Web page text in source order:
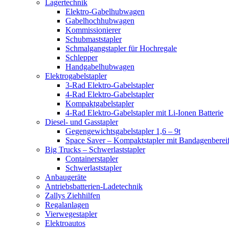
Lagertechnik
Elektro-Gabelhubwagen
Gabelhochhubwagen
Kommissionierer
Schubmaststapler
Schmalgangstapler für Hochregale
Schlepper
Handgabelhubwagen
Elektrogabelstapler
3-Rad Elektro-Gabelstapler
4-Rad Elektro-Gabelstapler
Kompaktgabelstapler
4-Rad Elektro-Gabelstapler mit Li-Ionen Batterie
Diesel- und Gasstapler
Gegengewichtsgabelstapler 1,6 – 9t
Space Saver – Kompaktstapler mit
Big Trucks – Schwerlaststapler
Containerstapler
Schwerlaststapler
Anbaugeräte
Antriebsbatterien-Ladetechnik
Zallys Ziehhilfen
Regalanlagen
Vierwegestapler
Elektroautos